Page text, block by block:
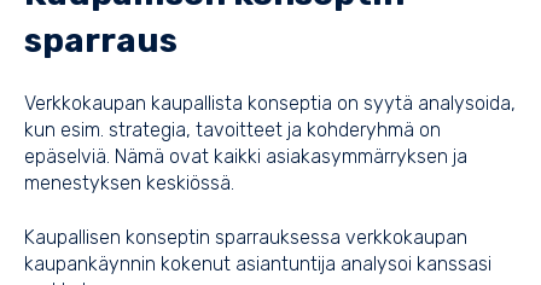
sparraus
Verkkokaupan kaupallista konseptia on syytä analysoida,
kun esim. strategia, tavoitteet ja kohderyhmä on
epäselviä. Nämä ovat kaikki asiakasymmärryksen ja
menestyksen keskiössä.
Kaupallisen konseptin sparrauksessa verkkokaupan
kaupankäynnin kokenut asiantuntija analysoi kanssasi